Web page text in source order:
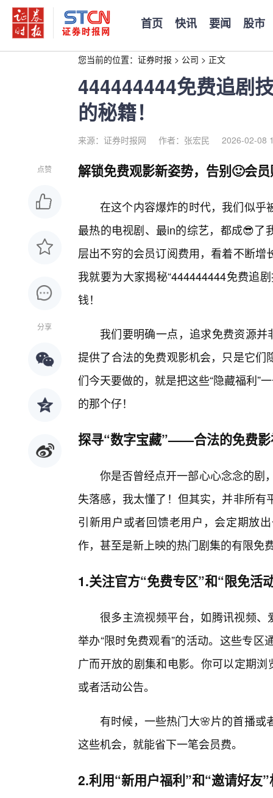
首页 快讯 要闻 股市
您当前的位置： 证券时报 > 公司 > 正文
444444444免费追剧
的秘籍！
来源：证券时报网 作者：张宏民 2026-02-08
点赞
分享
解锁免费观影新姿势，告别🙂会
在这个内容爆炸的时代，我们似乎
最热的电视剧、最in的综艺，都成😎了
层出不穷的会员订阅费用，看着不断
我就要为大家揭秘“444444444免费追
钱！
我们要明确一点，追求免费资源并
提供了合法的免费观影机会，只是它
们今天要做的，就是把这些“隐藏福利”
的那个仔！
探寻“数字宝藏”——合法的免费影
你是否曾经点开一部心心念念的剧
失落感，我太懂了！但其实，并非所
引新用户或者回馈老用户，会定期放
作，甚至是新上映的热门剧集的有限免
1.关注官方“免费专区”和“限免活
很多主流视频平台，如腾讯视频、
举办“限时免费观看”的活动。这些专
广而开放的剧集和电影。你可以定期
或者活动公告。
有时候，一些热门大🌸片的首播
这些机会，就能省下一笔会员费。
2.利用“新用户福利”和“邀请好友